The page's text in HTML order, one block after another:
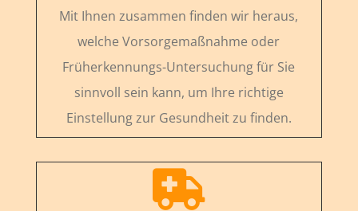
Mit Ihnen zusammen finden wir heraus,
welche Vorsorgemaßnahme oder
Früherkennungs-Untersuchung für Sie
sinnvoll sein kann, um Ihre richtige
Einstellung zur Gesundheit zu finden.
